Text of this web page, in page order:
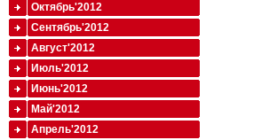
Октябрь'2012
Сентябрь'2012
Август'2012
Июль'2012
Июнь'2012
Май'2012
Апрель'2012